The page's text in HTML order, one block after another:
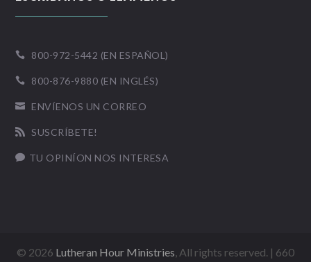
 800-972-5442 (EN ESPAÑOL)
 800-876-9880 (EN INGLÉS)
 ENVÍENOS UN CORREO
 SUSCRÍBETE!
 TU OPINÍON NOS INTERESA
© 2026 Lutheran Hour Ministries, All rights reserved. | 660